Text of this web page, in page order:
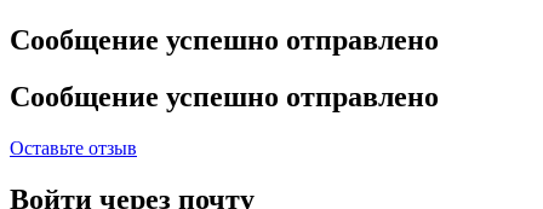
Сообщение успешно отправлено
Сообщение успешно отправлено
Оставьте отзыв
Войти через почту